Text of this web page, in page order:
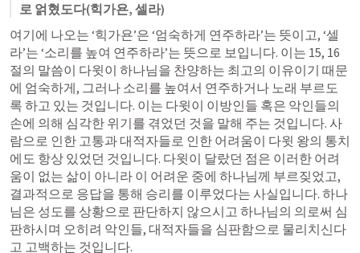
로 얽혔도다(힉가욘, 셀라)
여기에 나오는 ‘힉가욘’은 ‘엄숙하게 연주하라’는 뜻이고, ‘셀
라’는 ‘소리를 높여 연주하라’는 뜻으로 보입니다. 이는 15, 16
절의 말씀이 다윗이 하나님을 찬양하는 최고의 이유이기 때문
에 엄숙하게, 그러나 소리를 높여서 연주하거나 노래 부르도
록 하고 있는 것입니다. 이는 다윗이 이방인들 혹은 악인들의
손에 의해 심각한 위기를 겪었던 것을 말해 주는 것입니다. 사
람으로 인한 고통과 대적자들로 인한 어려움이 다윗 왕의 통치
에도 항상 있었던 것입니다. 다윗이 달랐던 점은 이러한 어려
움이 없는 삶이 아니라 이 어려운 중에 하나님께 부르짖었고,
결과적으로 응답을 통해 승리를 이루었다는 사실입니다. 하나
님은 성도를 상황으로 판단하지 않으시고 하나님의 의로써 심
판하시며 오히려 악인들, 대적자들을 심판함으로 물리치신다
고 고백하는 것입니다.